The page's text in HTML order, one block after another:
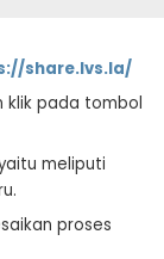
share.lvs.la/
klik pada tombol
meliputi
proses